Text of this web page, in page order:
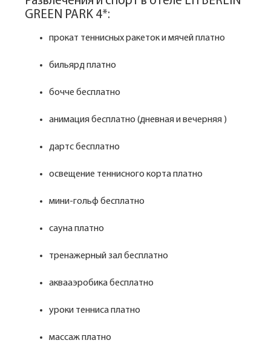
GREEN PARK 4*:
прокат теннисных ракеток и мячей платно
бильярд платно
бочче бесплатно
анимация бесплатно (дневная и вечерняя )
дартс бесплатно
освещение теннисного корта платно
мини-гольф бесплатно
сауна платно
тренажерный зал бесплатно
аквааэробика бесплатно
уроки тенниса платно
массаж платно